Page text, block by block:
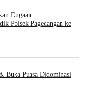
Dugaan
Polsek Pagedangan ke
Buka Puasa Didominasi